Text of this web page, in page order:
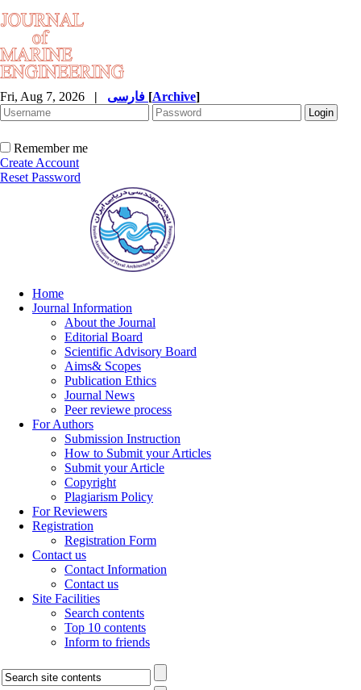
Fri, Aug 7, 2026 | [Archive]
Remember me
Create Account
Reset Password
Home
Journal Information
About the Journal
Editorial Board
Scientific Advisory Board
Aims& Scopes
Publication Ethics
Journal News
Peer reviewe process
For Authors
Submission Instruction
How to Submit your Articles
Submit your Article
Copyright
Plagiarism Policy
For Reviewers
Registration
Registration Form
Contact us
Contact Information
Contact us
Site Facilities
Search contents
Top 10 contents
Inform to friends